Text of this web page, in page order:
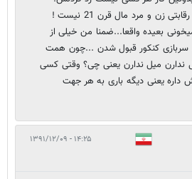
ضمن اینکه این نگاه رقابتی زن و مرد مال قرن 21 نیست !
بعیده واقعا...ضمنا من خیلی از
سربازی کنکور قبول شدن ...چون همت
ندارن میل ندارن یعنی چی؟ وقتی کسی
داره یعنی دیگه باری به هر جهت
۱۴:۲۵ - ۱۳۹۱/۱۲/۰۹